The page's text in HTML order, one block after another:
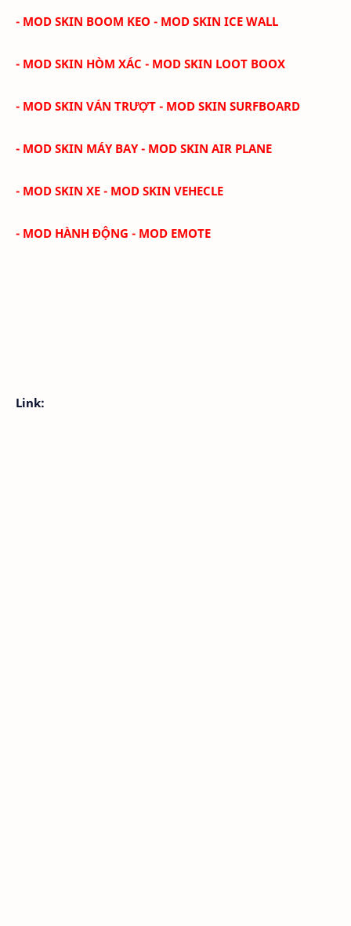
- MOD SKIN BOOM KEO - MOD SKIN ICE WALL
- MOD SKIN HÒM XÁC - MOD SKIN LOOT BOOX
- MOD SKIN VÁN TRƯỢT - MOD SKIN SURFBOARD
- MOD SKIN MÁY BAY - MOD SKIN AIR PLANE
- MOD SKIN XE - MOD SKIN VEHECLE
- MOD HÀNH ĐỘNG - MOD EMOTE
Link: